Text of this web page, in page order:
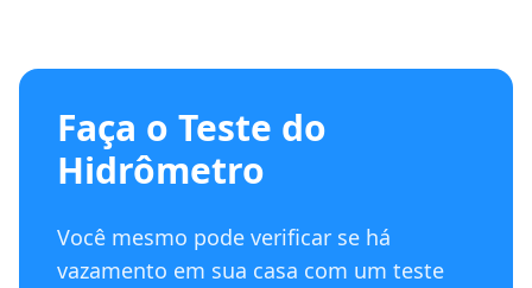
Faça o Teste do
Hidrômetro
Você mesmo pode verificar se há
vazamento em sua casa com um teste